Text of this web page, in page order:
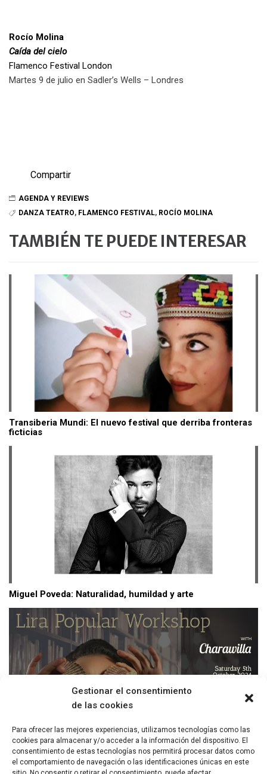
Gestionar el consentimiento
de las cookies
Para ofrecer las mejores experiencias, utilizamos tecnologías como las
cookies para almacenar y/o acceder a la información del dispositivo. El
consentimiento de estas tecnologías nos permitirá procesar datos como
el comportamiento de navegación o las identificaciones únicas en este
Rocío Molina
Caída del cielo
Flamenco Festival London
Martes 9 de julio en Sadler’s Wells – Londres
Compartir
AGENDA Y REVIEWS
DANZA TEATRO, FLAMENCO FESTIVAL, ROCÍO MOLINA
TAMBIÉN TE PUEDE INTERESAR
Transiberia Mundi: El nuevo festival que derriba fronteras
ficticias
Miguel Poveda: Naturalidad, humildad y arte
Taller de Lira Popular: Poesía popular chilena con La
Charawilla